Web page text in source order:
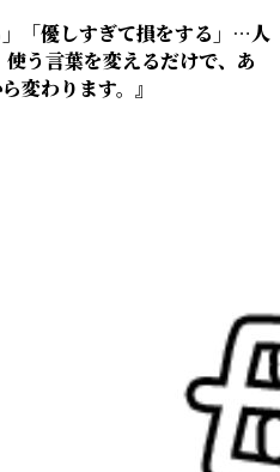
」「優しすぎて損をする」…人
う言葉を変えるだけで、あ
変わります。』